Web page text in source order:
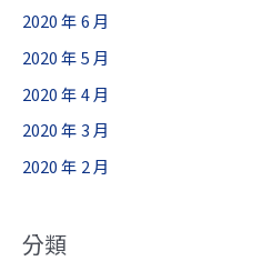
2020 年 6 月
2020 年 5 月
2020 年 4 月
2020 年 3 月
2020 年 2 月
分類